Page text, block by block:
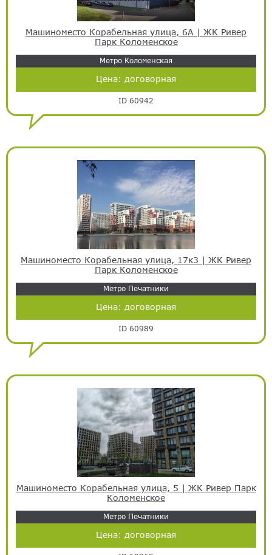
Машиноместо Корабельная улица, 6А | ЖК Ривер
Парк Коломенское
Метро Коломенская
Цена: договорная
ID 60942
Машиноместо Корабельная улица, 17к3 | ЖК Ривер
Парк Коломенское
Метро Печатники
Цена: договорная
ID 60989
Машиноместо Корабельная улица, 5 | ЖК Ривер Парк
Коломенское
Метро Печатники
Цена: договорная